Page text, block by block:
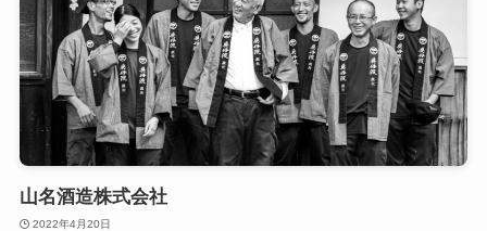
山名酒造株式会社
2022年4月20日